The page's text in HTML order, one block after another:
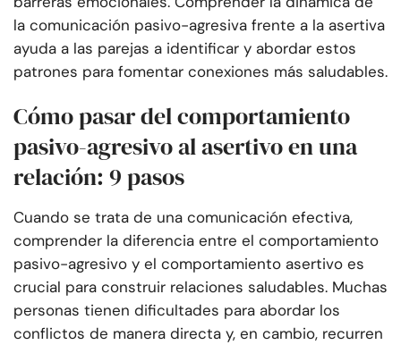
la comunicación pasivo-agresiva frente a la asertiva
ayuda a las parejas a identificar y abordar estos
patrones para fomentar conexiones más saludables.
Cómo pasar del comportamiento
pasivo-agresivo al asertivo en una
relación: 9 pasos
Cuando se trata de una comunicación efectiva,
comprender la diferencia entre el comportamiento
pasivo-agresivo y el comportamiento asertivo es
crucial para construir relaciones saludables. Muchas
personas tienen dificultades para abordar los
conflictos de manera directa y, en cambio, recurren